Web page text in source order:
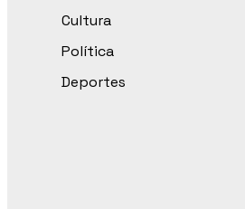
Cultura
Política
Deportes